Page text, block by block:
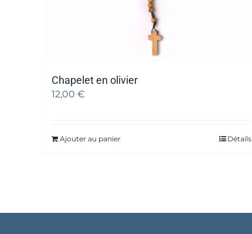
Chapelet en olivier
12,00 €
Ajouter au panier Détails